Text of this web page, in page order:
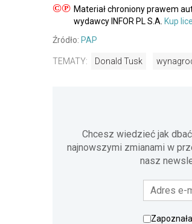
©℗ Materiał chroniony prawem
wydawcy INFOR PL S.A. Kup
Źródło: PAP
TEMATY: Donald Tusk
Chcesz wiedzieć jak
najnowszymi zmianami w
nasz